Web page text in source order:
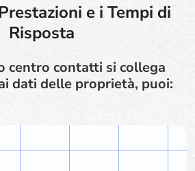
e i Tempi di
Risposta
centro contatti si collega
dati delle proprietà, puoi: